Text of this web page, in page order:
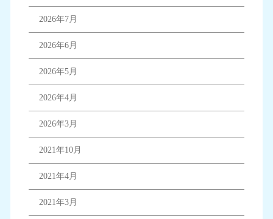
2026年7月
2026年6月
2026年5月
2026年4月
2026年3月
2021年10月
2021年4月
2021年3月